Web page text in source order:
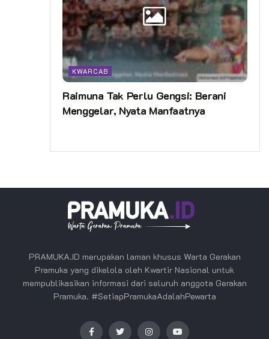
KWARCAB
Raimuna Tak Perlu Gengsi: Berani
Menggelar, Nyata Manfaatnya
PRAMUKA.ID merupakan laman khusus Warta Gerakan
Pramuka yang dikelola oleh Kwartir Nasional untuk
mempublikasikan informasi dari seluruh anggota Gerakan
Pramuka. #SetiapPramukaAdalahPewarta